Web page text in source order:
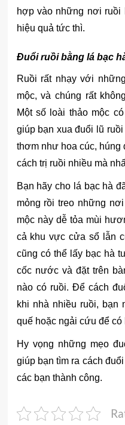
hợp vào những nơi ruồi
hiệu quả tức thì.
Đuổi ruồi bằng lá bạc
Ruồi rất nhạy với
mộc, và chúng rất
Một số loài thảo mộc
giúp bạn xua đuổi lũ
thơm như hoa cúc, húng
cách trị ruồi nhiều mà
Bạn hãy cho lá bạc hà
mỏng rồi treo những
mộc này dễ tỏa mùi
cả khu vực cửa sổ lẫn
cũng có thể lấy bạc hà
cốc nước và đặt trên
nào có ruồi. Để cách
khi nhà nhiều ruồi, bạn
quế hoặc ngải cứu để có
Hy vọng những mẹo
giúp bạn tìm ra cách
các bạn thành công.